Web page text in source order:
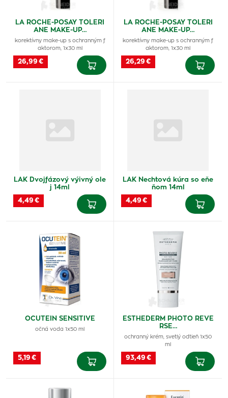
LA ROCHE-POSAY TOLERI
ANE MAKE-UP…
korektívny make-up s ochranným f
aktorom, 1x30 ml
26,99 €
LA ROCHE-POSAY TOLERI
ANE MAKE-UP…
korektívny make-up s ochranným f
aktorom, 1x30 ml
26,29 €
LAK Dvojfázový výivný ole
j 14ml
4,49 €
LAK Nechtová kúra so eňe
ňom 14ml
4,49 €
OCUTEIN SENSITIVE
očná voda 1x50 ml
5,19 €
ESTHEDERM PHOTO REVE
RSE…
ochranný krém, svetlý odtieň 1x50
ml
93,49 €